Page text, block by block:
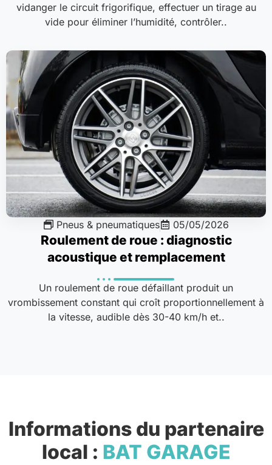
vidanger le circuit frigorifique, effectuer un tirage au
vide pour éliminer l’humidité, contrôler..
Pneus & pneumatiques 05/05/2026
Roulement de roue : diagnostic
acoustique et remplacement
Un roulement de roue défaillant produit un
vrombissement constant qui croît proportionnellement à
la vitesse, audible dès 30-40 km/h et..
Informations du partenaire
local : BAT GARAGE